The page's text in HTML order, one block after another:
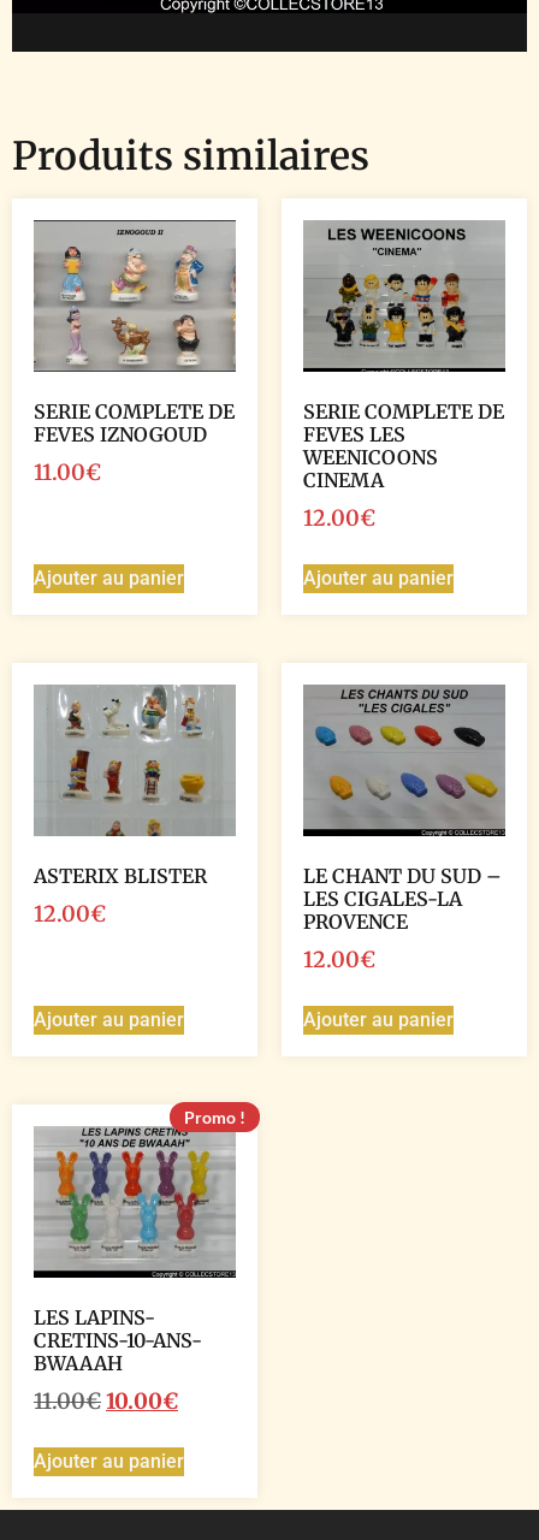
Produits similaires
SERIE COMPLETE DE
FEVES IZNOGOUD
11.00€
Ajouter au panier
SERIE COMPLETE DE
FEVES LES
WEENICOONS
CINEMA
12.00€
Ajouter au panier
ASTERIX BLISTER
12.00€
Ajouter au panier
LE CHANT DU SUD –
LES CIGALES-LA
PROVENCE
12.00€
Ajouter au panier
Promo !
LES LAPINS-
CRETINS-10-ANS-
BWAAAH
11.00€10.00€
Ajouter au panier